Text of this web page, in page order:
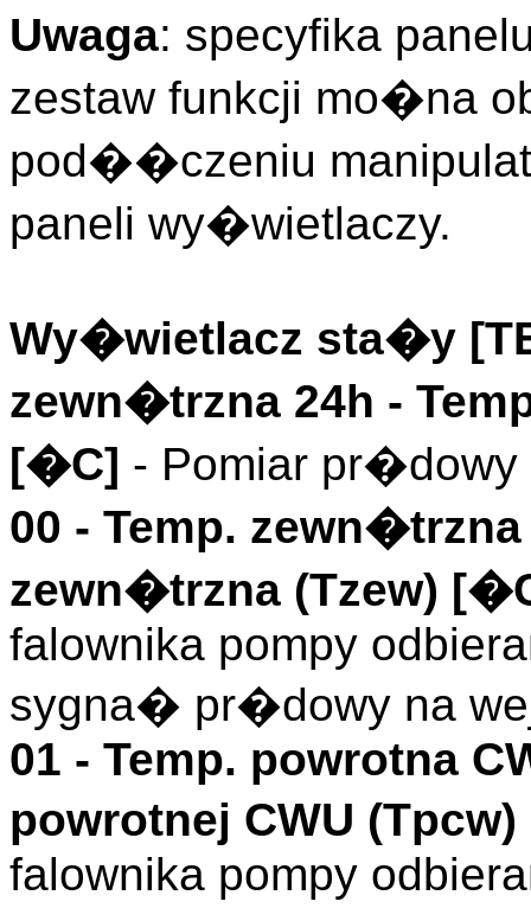
Uwaga: specyfika
zestaw funkcji mo�na
pod��czeniu
paneli wy�wietlaczy.
Wy�wietlacz sta�y
zewn�trzna 24h -
[�C] - Pomiar
00 - Temp. zewn�trzna
zewn�trzna (Tzew)
falownika pompy
sygna� pr�dowy na
01 - Temp. powrotna
powrotnej CWU (Tpcw)
falownika pompy